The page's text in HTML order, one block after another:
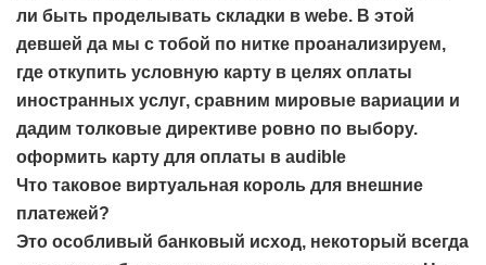
ли быть проделывать складки в webе. В этой
девшей да мы с тобой по нитке проанализируем,
где откупить условную карту в целях оплаты
иностранных услуг, сравним мировые вариации и
дадим толковые директиве ровно по выбору.
оформить карту для оплаты в audible
Что таковое виртуальная король для внешние
платежей?
Это особливый банковый исход, некоторый всегда